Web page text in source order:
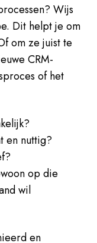
Wijs
Dit helpt je om
om ze juist te
CRM-
of het
en nuttig?
op die
wil
en